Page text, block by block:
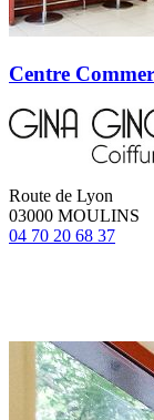
Centre
Route de Lyon
03000 MOULINS
04 70 20 68 37